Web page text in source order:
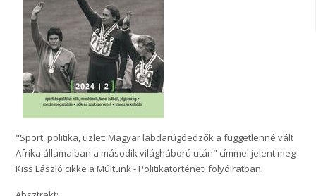
"Sport, politika, üzlet: Magyar labdarúgóedzők a függetlenné vált
Afrika államaiban a második világháború után" címmel jelent meg
Kiss László cikke a Múltunk - Politikatörténeti folyóiratban.